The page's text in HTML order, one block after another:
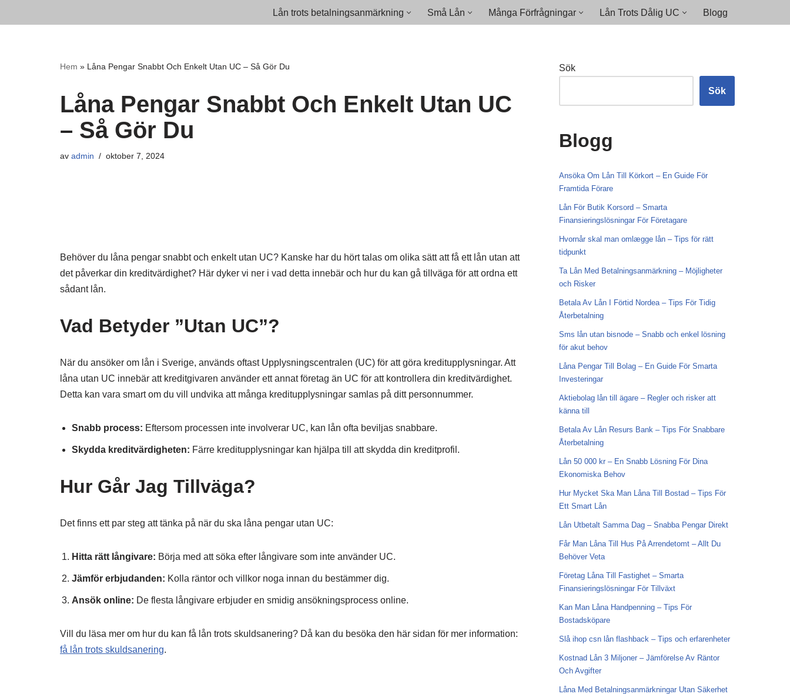
Lån trots betalningsanmärkning Små Lån Många Förfrågningar Lån Trots Dålig UC Blogg
Hem » Låna Pengar Snabbt Och Enkelt Utan UC – Så Gör Du
Låna Pengar Snabbt Och Enkelt Utan UC
– Så Gör Du
av admin oktober 7, 2024
Behöver du låna pengar snabbt och enkelt utan UC? Kanske har du hört talas om olika sätt att få ett lån utan att
det påverkar din kreditvärdighet? Här dyker vi ner i vad detta innebär och hur du kan gå tillväga för att ordna ett
sådant lån.
Vad Betyder ”Utan UC”?
När du ansöker om lån i Sverige, används oftast Upplysningscentralen (UC) för att göra kreditupplysningar. Att
låna utan UC innebär att kreditgivaren använder ett annat företag än UC för att kontrollera din kreditvärdighet.
Detta kan vara smart om du vill undvika att många kreditupplysningar samlas på ditt personnummer.
Snabb process: Eftersom processen inte involverar UC, kan lån ofta beviljas snabbare.
Skydda kreditvärdigheten: Färre kreditupplysningar kan hjälpa till att skydda din kreditprofil.
Hur Går Jag Tillväga?
Det finns ett par steg att tänka på när du ska låna pengar utan UC:
Hitta rätt långivare: Börja med att söka efter långivare som inte använder UC.
Jämför erbjudanden: Kolla räntor och villkor noga innan du bestämmer dig.
Ansök online: De flesta långivare erbjuder en smidig ansökningsprocess online.
Vill du läsa mer om hur du kan få lån trots skuldsanering? Då kan du besöka den här sidan för mer information:
få lån trots skuldsanering.
Sök
Sök
Blogg
Ansöka Om Lån Till Körkort – En Guide För
Framtida Förare
Lån För Butik Korsord – Smarta
Finansieringslösningar För Företagare
Hvornår skal man omlægge lån – Tips för rätt
tidpunkt
Ta Lån Med Betalningsanmärkning – Möjligheter
och Risker
Betala Av Lån I Förtid Nordea – Tips För Tidig
Återbetalning
Sms lån utan bisnode – Snabb och enkel lösning
för akut behov
Låna Pengar Till Bolag – En Guide För Smarta
Investeringar
Aktiebolag lån till ägare – Regler och risker att
känna till
Betala Av Lån Resurs Bank – Tips För Snabbare
Återbetalning
Lån 50 000 kr – En Snabb Lösning För Dina
Ekonomiska Behov
Hur Mycket Ska Man Låna Till Bostad – Tips För
Ett Smart Lån
Lån Utbetalt Samma Dag – Snabba Pengar Direkt
Får Man Låna Till Hus På Arrendetomt – Allt Du
Behöver Veta
Företag Låna Till Fastighet – Smarta
Finansieringslösningar För Tillväxt
Kan Man Låna Handpenning – Tips För
Bostadsköpare
Slå ihop csn lån flashback – Tips och erfarenheter
Kostnad Lån 3 Miljoner – Jämförelse Av Räntor
Och Avgifter
Låna Med Betalningsanmärkningar Utan Säkerhet